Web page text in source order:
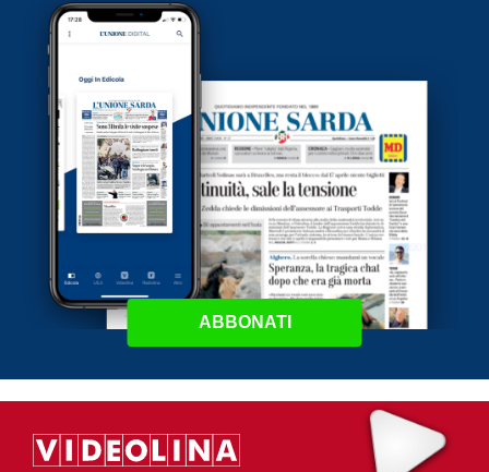
ABBONATI